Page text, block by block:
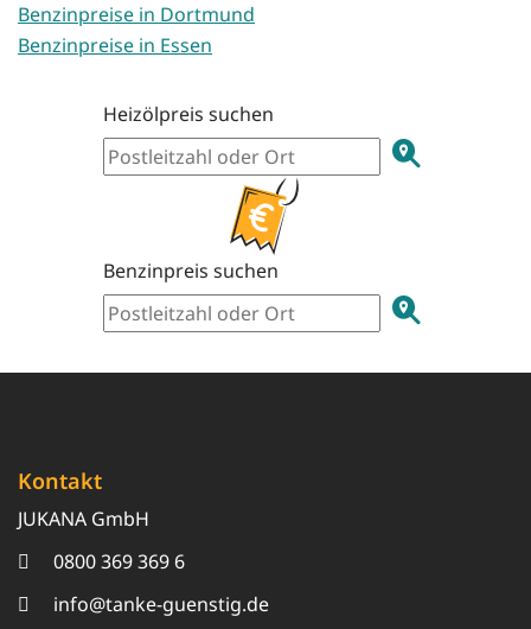
Benzinpreise in Dortmund
Benzinpreise in Essen
Heizölpreis suchen
Benzinpreis suchen
Kontakt
JUKANA GmbH
0800 369 369 6
info@tanke-guenstig.de